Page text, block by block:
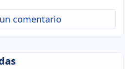
comentario